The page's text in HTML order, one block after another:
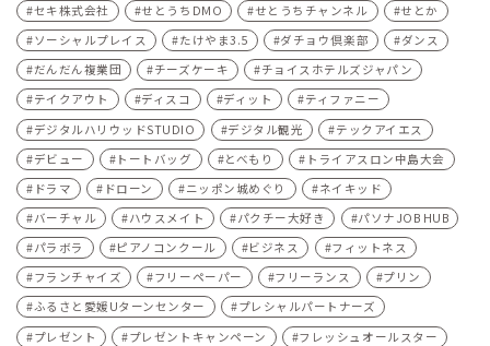
セキ株式会社 せとうちDMO せとうちチャンネル
せとか
ソーシャルプレイス
たけやま3.5 ダチョウ倶楽部
ダンス
だんだん複業団
チーズケーキ
チョイスホテルズジャパン
テイクアウト
ディスコ ディット
ティファニー
デジタルハリウッドSTUDIO
デジタル観光
テックアイエス
デビュー
トートバッグ とべもり
トライアスロン中島大会
ドラマ
ドローン ニッポン城めぐり
ネイキッド
バーチャル
ハウスメイト パクチー大好き
パソナJOB HUB
パラボラ
ピアノコンクール ビジネス
フィットネス
フランチャイズ
フリーペーパー フリーランス
プリン
ふるさと愛媛Uターンセンター
プレシャルパートナーズ
プレゼント
プレゼントキャンペーン
フレッシュオールスター